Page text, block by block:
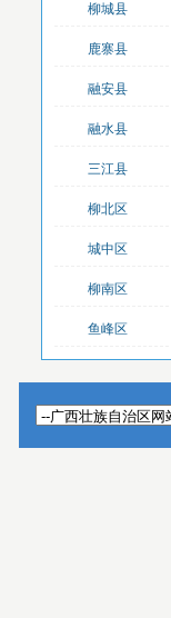
柳城县
鹿寨县
融安县
融水县
三江县
柳北区
城中区
柳南区
鱼峰区